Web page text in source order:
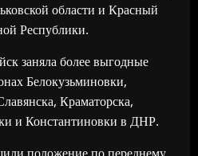
области и Красный
Республики.
заняла более выгодные
Белокузьминовки,
Краматорска,
и Константиновки в ДНР.